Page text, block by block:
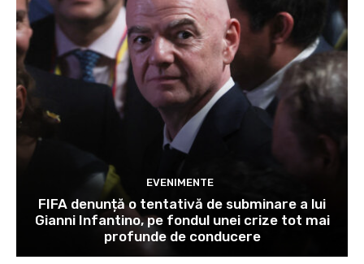
EVENIMENTE
FIFA denunță o tentativă de subminare a lui
Gianni Infantino, pe fondul unei crize tot mai
profunde de conducere